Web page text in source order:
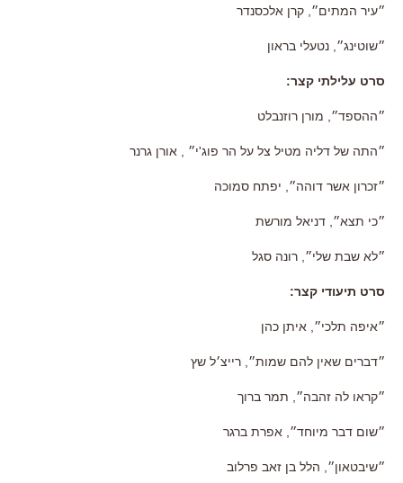
״עיר המתים״ קרן אלכסנדר
״שוטינג״ נטעלי בראון
סרט עלילתי קצר:
״ההספד״ מורן רוזנבלט
״התה של דליה מטיל צל על הר פוג'י״ אורן גרנר
״זכרון אשר דוהה״ יפתח סמוכה
״כי תצא״ , דניאל מורשת
״לא שבת שלי״ רונה סגל
סרט תיעודי קצר:
״איפה תלכי״ איתן כהן
״דברים שאין להם שמות״ רייצ׳ל שץ
״קראו לה זהבה״ תמר ברוך
״שום דבר מיוחד״ אפרת ברגר
״שיבטאון״ הלל בן זאב פרלוב